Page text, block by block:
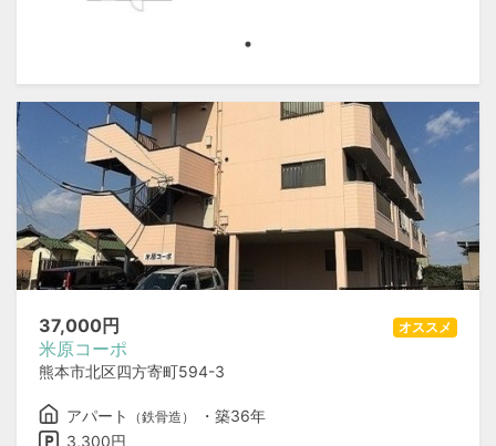
37,000円
米原コーポ
熊本市北区四方寄町594-3
オススメ
アパート （鉄骨造）
・築36年
3,300円